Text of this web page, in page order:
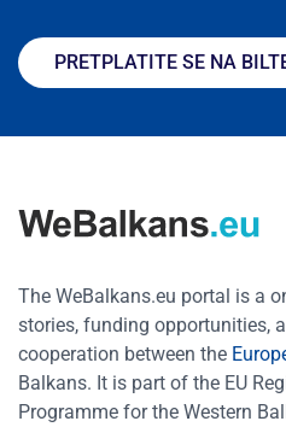
PRETPLATITE SE NA
The WeBalkans.eu portal is a
stories, funding opportunities,
cooperation between the
Balkans. It is part of the EU
Programme for the Western